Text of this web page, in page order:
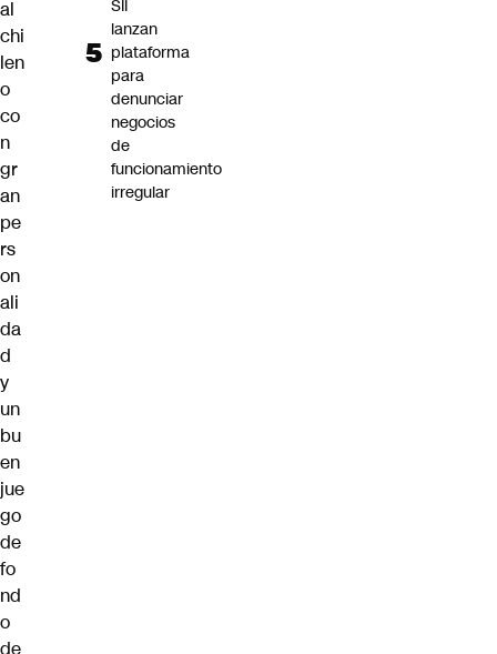
al
chi
len
o
co
n
gr
an
pe
rs
on
ali
da
d
y
un
bu
en
jue
go
de
fo
nd
o
de
SII
lanzan
plataforma
para
denunciar
negocios
de
funcionamiento
irregular